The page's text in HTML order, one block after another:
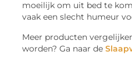
moeilijk om uit bed te
vaak een slecht humeur
Meer producten
worden? Ga naar de